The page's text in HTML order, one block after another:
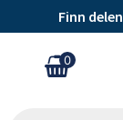
Finn
0